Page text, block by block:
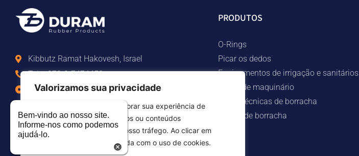
Valorizamos sua privacidade
Usamos cookies para aprimorar sua experiência de
navegação, veicular anúncios ou conteúdos
personalizados e analisar nosso tráfego. Ao clicar em
"Aceitar tudo", você concorda com o uso de cookies.
Kibbutz Ramat Hakovesh, Israel
Tel. +972-9-7474458
Fax +972-9-7474479
PRODUTOS
O-Rings
Picar os dedos
Equipamentos de irrigação e sanitários
Peças de maquinário
Peças técnicas de borracha
Lingas de borracha
Bem-vindo ao nosso site.
Informe-nos como podemos
ajudá-lo.